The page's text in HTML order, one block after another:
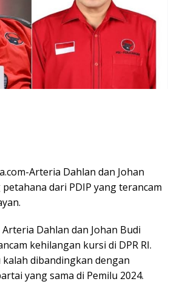
Arteria Dahlan dan Johan
petahana dari PDIP yang terancam
Dahlan dan Johan Budi
kehilangan kursi di DPR RI.
dibandingkan dengan
yang sama di Pemilu 2024.